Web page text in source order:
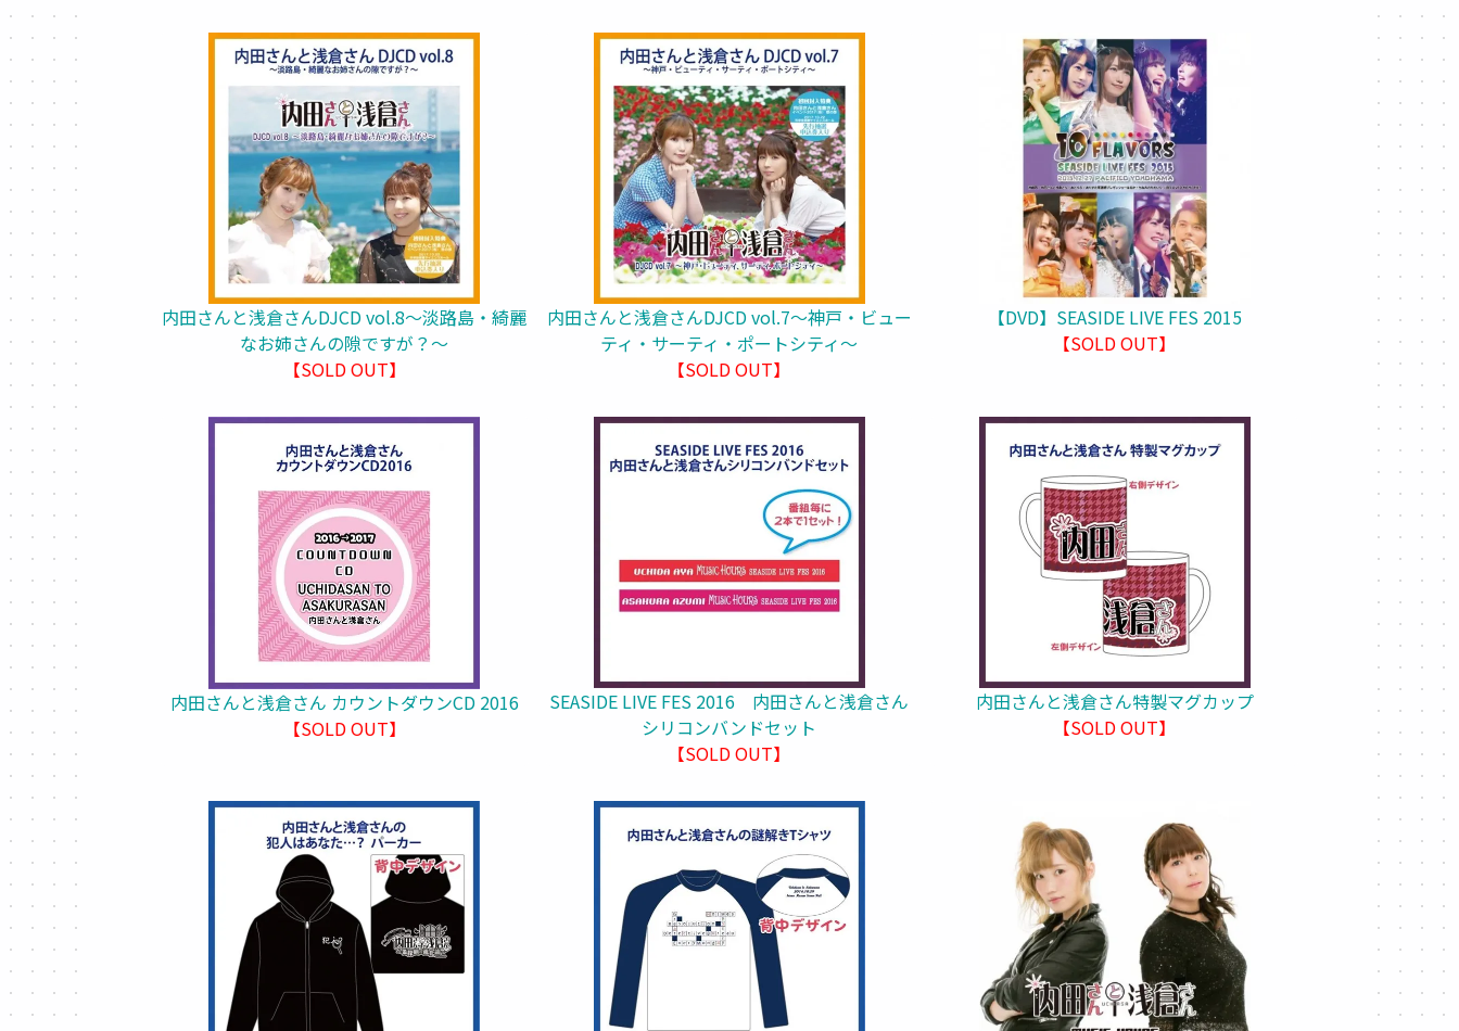
内田さんと浅倉さんDJCD vol.8～淡路島・綺麗
なお姉さんの隙ですが？～
【SOLD OUT】
内田さんと浅倉さんDJCD vol.7～神戸・ビュー
ティ・サーティ・ポートシティ～
【SOLD OUT】
【DVD】SEASIDE LIVE FES 2015
【SOLD OUT】
内田さんと浅倉さん カウントダウンCD 2016
【SOLD OUT】
SEASIDE LIVE FES 2016 内田さんと浅倉さん
シリコンバンドセット
【SOLD OUT】
内田さんと浅倉さん特製マグカップ
【SOLD OUT】